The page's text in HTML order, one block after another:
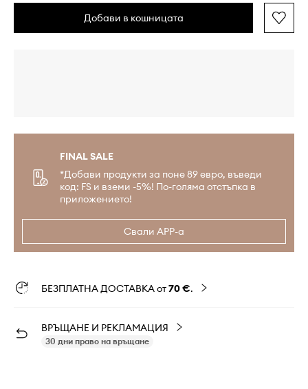
Добави в кошницата
FINAL SALE
*Добави продукти за поне 89 евро, въведи
код: FS и вземи -5%! По-голяма отстъпка в
приложението!
Свали APP-а
БЕЗПЛАТНА ДОСТАВКА от70 €.
ВРЪЩАНЕ И РЕКЛАМАЦИЯ
30 дни право на връщане